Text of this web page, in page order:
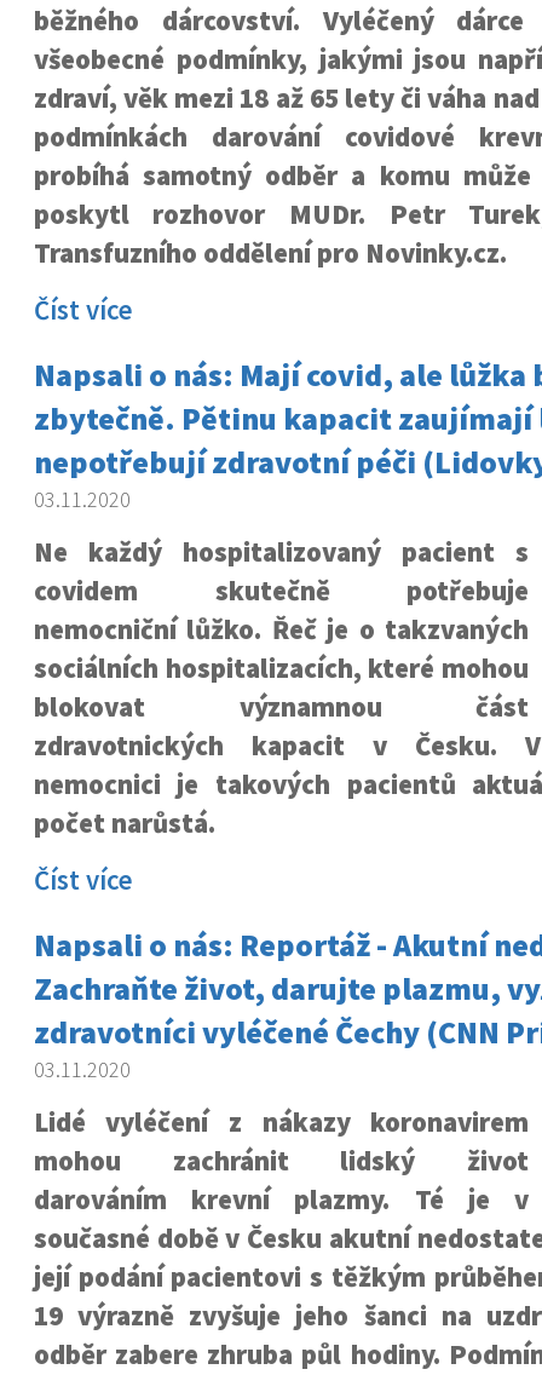
běžného dárcovství. Vyléčený
všeobecné podmínky, jakými jsou
zdraví, věk mezi 18 až 65 lety či váha
podmínkách darování covidové
probíhá samotný odběr a komu může
poskytl rozhovor MUDr. Petr
Transfuzního oddělení pro Novinky.cz.
Číst více
Napsali o nás: Mají covid, ale
zbytečně. Pětinu kapacit
nepotřebují zdravotní péči
03.11.2020
Ne každý hospitalizovaný pacient s
covidem skutečně potřebuje
nemocniční lůžko. Řeč je o takzvaných
sociálních hospitalizacích, které mohou
blokovat významnou část
zdravotnických kapacit v Česku.
nemocnici je takových pacientů
počet narůstá.
Číst více
Napsali o nás: Reportáž - Akutní
Zachraňte život, darujte plazmu,
zdravotníci vyléčené Čechy (CNN
03.11.2020
Lidé vyléčení z nákazy koronavirem
mohou zachránit lidský život
darováním krevní plazmy. Té je v
současné době v Česku akutní
její podání pacientovi s těžkým
19 výrazně zvyšuje jeho šanci na
odběr zabere zhruba půl hodiny.